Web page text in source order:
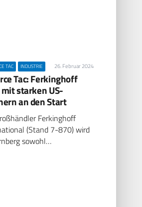
TAC INDUSTRIE 26. Februar 2024
Tac: Ferkinghoff
starken US-
an den Start
Ferkinghoff
(Stand 7-870) wird
sowohl…